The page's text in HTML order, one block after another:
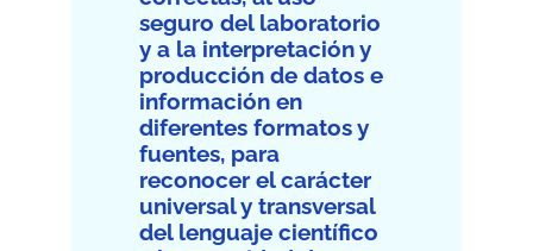
seguro del laboratorio
y a la interpretación y
producción de datos e
información en
diferentes formatos y
fuentes, para
reconocer el carácter
universal y transversal
del lenguaje científico